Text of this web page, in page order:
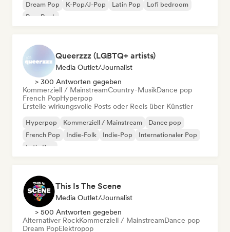
Dream Pop
K-Pop/J-Pop Latin Pop
Lofi bedroom
Pop-Rock
Queerzzz (LGBTQ+ artists)
Media Outlet/Journalist
> 300 Antworten gegeben
Kommerziell / MainstreamCountry-MusikDance pop
French PopHyperpop
Erstelle wirkungsvolle Posts oder Reels über Künstler
Hyperpop Kommerziell / Mainstream
Dance pop
French Pop
Indie-Folk Indie-Pop
Internationaler Pop
Latin Pop
This Is The Scene
Media Outlet/Journalist
> 500 Antworten gegeben
Alternativer RockKommerziell / MainstreamDance pop
Dream PopElektropop